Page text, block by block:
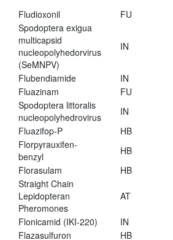
Fludioxonil
FU
Spodoptera exigua
multicapsid
nucleopolyhedorvirus
(SeMNPV)
IN
Flubendiamide IN
Fluazinam
FU
Spodoptera littoralis
nucleopolyhedrovirus
IN
Fluazifop-P
HB
Florpyrauxifen-
benzyl
HB
Florasulam
HB
Straight Chain
Lepidopteran
Pheromones
AT
Flonicamid (IKI-220) IN
Flazasulfuron
HB